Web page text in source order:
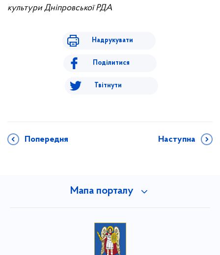
культури Дніпровської РДА
Надрукувати
Поділитися
Твітнути
Попередня Наступна
Мапа порталу